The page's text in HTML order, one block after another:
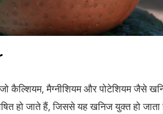
जो कैल्शियम, मैग्नीशियम और पोटेशियम जैसे
हो जाते हैं, जिससे यह खनिज युक्त हो